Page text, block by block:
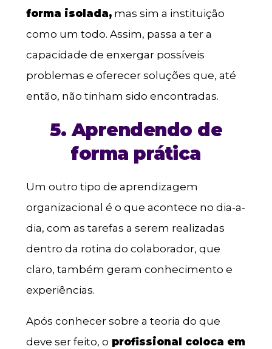
forma isolada,mas sim a instituição
como um todo. Assim, passa a ter a
capacidade de enxergar possíveis
problemas e oferecer soluções que, até
então, não tinham sido encontradas.
5. Aprendendo de
forma prática
Um outro tipo de aprendizagem
organizacional é o que acontece no dia-a-
dia, com as tarefas a serem realizadas
dentro da rotina do colaborador, que
claro, também geram conhecimento e
experiências.
Após conhecer sobre a teoria do que
deve ser feito, o profissional coloca em